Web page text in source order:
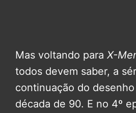
Mas voltando para X-
todos devem saber, a
continuação do
década de 90. E no 4º